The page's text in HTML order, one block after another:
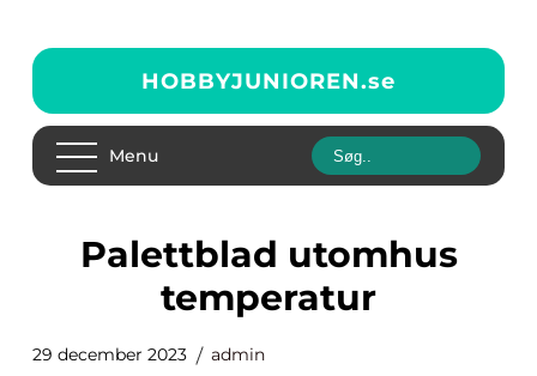
HOBBYJUNIOREN.se
Menu
palettblad utomhus
temperatur
29 december 2023 admin